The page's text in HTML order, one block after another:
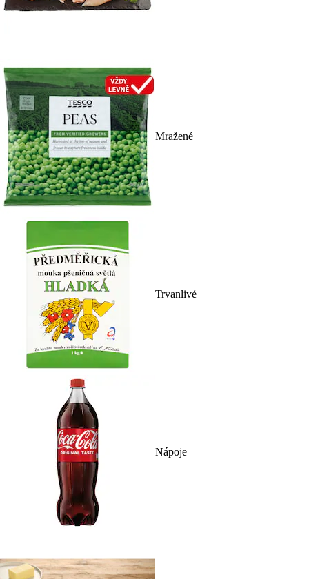
Mražené
Trvanlivé
Nápoje